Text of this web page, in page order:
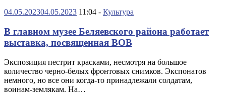
04.05.202304.05.2023 11:04 - Культура
В главном музее Беляевского района работает
выставка, посвященная ВОВ
Экспозиция пестрит красками, несмотря на большое
количество черно-белых фронтовых снимков. Экспонатов
немного, но все они когда-то принадлежали солдатам,
воинам-землякам. На…